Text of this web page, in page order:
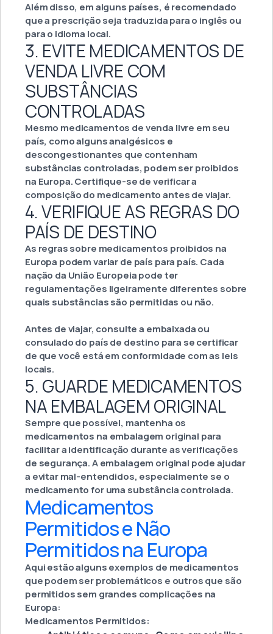
Além disso, em alguns países, é recomendado
que a prescrição seja traduzida para o inglês ou
para o idioma local.
3. EVITE MEDICAMENTOS DE
VENDA LIVRE COM
SUBSTÂNCIAS
CONTROLADAS
Mesmo medicamentos de venda livre em seu
país, como alguns analgésicos e
descongestionantes que contenham
substâncias controladas, podem ser proibidos
na Europa. Certifique-se de verificar a
composição do medicamento antes de viajar.
4. VERIFIQUE AS REGRAS DO
PAÍS DE DESTINO
As regras sobre medicamentos proibidos na
Europa podem variar de país para país. Cada
nação da União Europeia pode ter
regulamentações ligeiramente diferentes sobre
quais substâncias são permitidas ou não.
Antes de viajar, consulte a embaixada ou
consulado do país de destino para se certificar
de que você está em conformidade com as leis
locais.
5. GUARDE MEDICAMENTOS
NA EMBALAGEM ORIGINAL
Sempre que possível, mantenha os
medicamentos na embalagem original para
facilitar a identificação durante as verificações
de segurança. A embalagem original pode ajudar
a evitar mal-entendidos, especialmente se o
medicamento for uma substância controlada.
Medicamentos
Permitidos e Não
Permitidos na Europa
Aqui estão alguns exemplos de medicamentos
que podem ser problemáticos e outros que são
permitidos sem grandes complicações na
Europa:
Medicamentos Permitidos: